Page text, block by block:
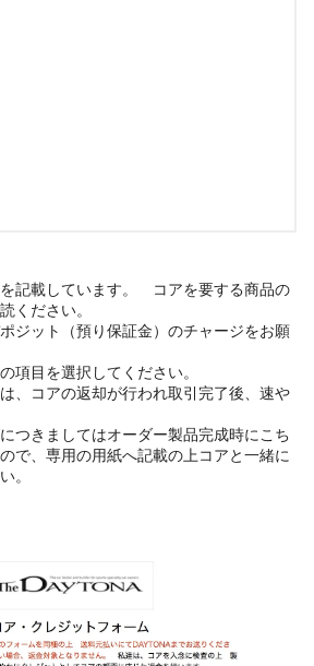
記載しています。 コアを要する商品の
ください。
ジット（預り保証金）のチャージをお願
項目を選択してください。
、コアの返却が行われ取引完了後、速や
つきましてはオーダー製品完成時にこち
で、専用の用紙へ記載の上コアと一緒に
。